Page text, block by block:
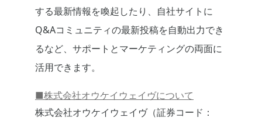
する最新情報を喚起したり、自社サイトに
Q&Aコミュニティの最新投稿を自動出力でき
るなど、サポートとマーケティングの両面に
活用できます。
■株式会社オウケイウェイヴについて
株式会社オウケイウェイヴ（証券コード：